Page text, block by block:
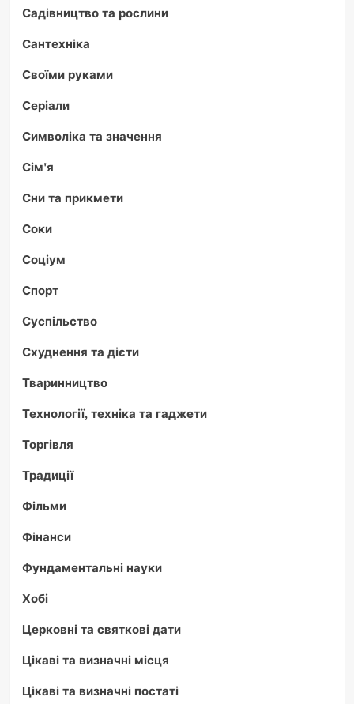
Садівництво та рослини
Сантехніка
Своїми руками
Серіали
Символіка та значення
Сім'я
Сни та прикмети
Соки
Соціум
Спорт
Суспільство
Схуднення та дієти
Тваринництво
Технології, техніка та гаджети
Торгівля
Традиції
Фільми
Фінанси
Фундаментальні науки
Хобі
Церковні та святкові дати
Цікаві та визначні місця
Цікаві та визначні постаті